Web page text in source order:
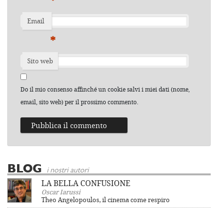
Email
*
Sito web
Do il mio consenso affinché un cookie salvi i miei dati (nome,
email, sito web) per il prossimo commento.
BLOG i nostri autori
LA BELLA CONFUSIONE
Oscar Iarussi
Theo Angelopoulos, il cinema come respiro